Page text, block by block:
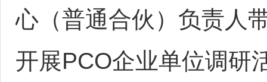
心（普通合伙）负责人
开展PCO企业单位调研